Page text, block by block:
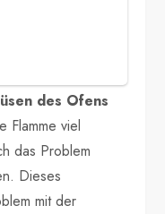
des Ofens
Flamme viel
das Problem
Dieses
mit der